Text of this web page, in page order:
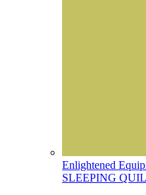
Enlightened
SLEEPING